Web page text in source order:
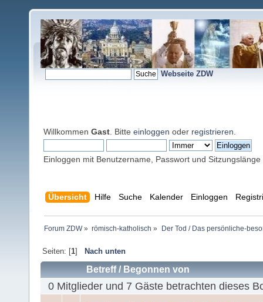
Webseite ZDW
Willkommen Gast . Bitte einloggen oder registrieren
Einloggen mit Benutzername, Passwort und Sitzungslänge
Übersicht Hilfe Suche Kalender Einloggen
Forum ZDW» römisch-katholisch » Der Tod / Das persönliche-
Seiten: [1] Nach unten
Betreff/ Begonnen von
0 Mitglieder und 7 Gäste betrachten dieses